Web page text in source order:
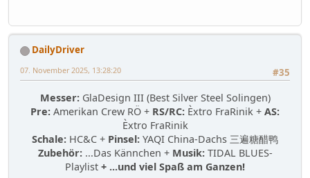
DailyDriver
#35
07. November 2025, 13:28:20
Messer:GlaDesign III (Best Silver Steel Solingen)
Pre: Amerikan Crew RÖ + RS/RC: Èxtro FraRinik + AS:
Èxtro FraRinik
Schale: HC&C + Pinsel: YAQI China-Dachs 三遍糖醋鸭
Zubehör:...Das Kännchen + Musik:TIDAL BLUES-
Playlist + ...und viel Spaß am Ganzen!